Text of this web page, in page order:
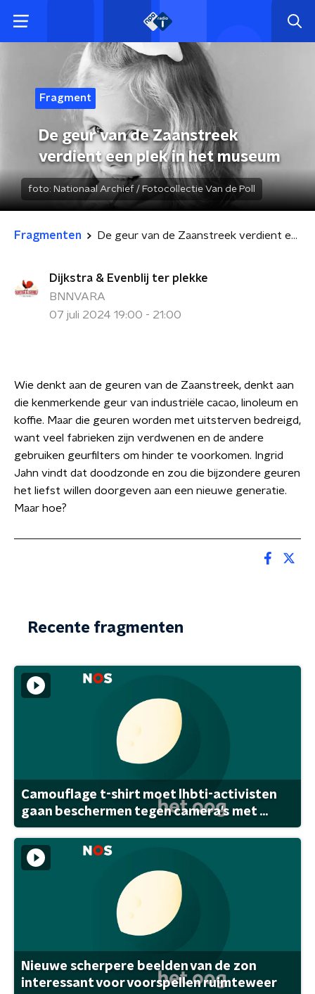
Fragment
De geur van de Zaanstreek
verdient een plek in het museum
foto: Nationaal Archief / Fotocollectie Van de Poll
Fragmenten De geur van de Zaanstreek verdient een plek in het museum
Dijkstra & Evenblij ter plekke
BNNVARA
07 juli 2024 19:00 - 21:00
Wie denkt aan de geuren van de Zaanstreek, denkt aan
die kenmerkende geur van industriële cacao, linoleum en
koffie. Maar die geuren worden met uitsterven bedreigd,
want veel fabrieken zijn verdwenen en de andere
gebruiken geurfilters om hinder te voorkomen. Ingrid
Jahn vindt dat doodzonde en zou die bijzondere geuren
het liefst willen doorgeven aan een nieuwe generatie.
Maar hoe?
Recente fragmenten
Camouflage t-shirt moet lhbti-activisten
gaan beschermen tegen camera's met ...
Nieuwe scherpere beelden van de zon
interessant voor voorspellen ruimteweer